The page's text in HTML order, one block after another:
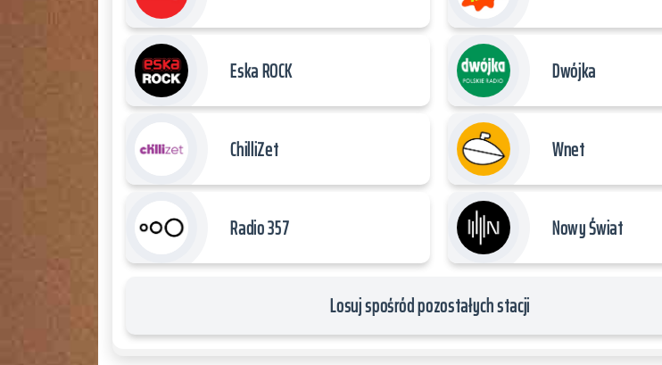
Eska ROCK Dwójka
ChilliZet Wnet
Radio 357 Nowy Świat
Losuj spośród pozostałych stacji